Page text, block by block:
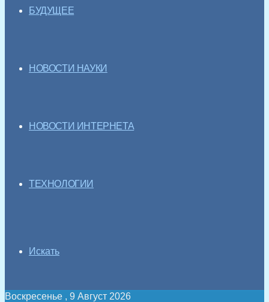
БУДУЩЕЕ
НОВОСТИ НАУКИ
НОВОСТИ ИНТЕРНЕТА
ТЕХНОЛОГИИ
Искать
Воскресенье , 9 Август 2026